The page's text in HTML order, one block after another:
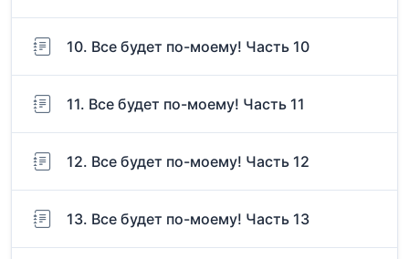
10. Все будет по-моему! Часть 10
11. Все будет по-моему! Часть 11
12. Все будет по-моему! Часть 12
13. Все будет по-моему! Часть 13